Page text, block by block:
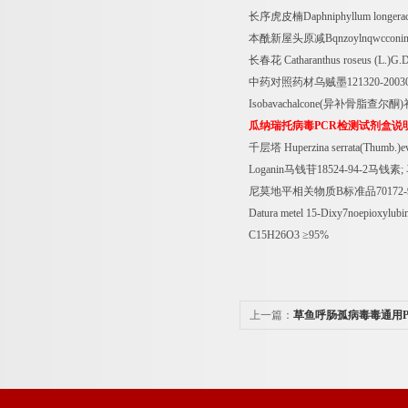
长序虎皮楠Daphniphyllum
本酰新屋头原减
长春花 Catharanthus roseus
中药对照药材乌贼墨121320-
Isobavachalcone(异补骨脂查尔酮)
瓜纳瑞托病毒PCR检测试剂盒说
千层塔 Huperzina
Loganin马钱苷18524-94-2马钱素;
尼莫地平相关物质B标准品
Datura metel 15-
C15H26O3 ≥95%
上一篇： 草鱼呼肠孤病毒毒通用